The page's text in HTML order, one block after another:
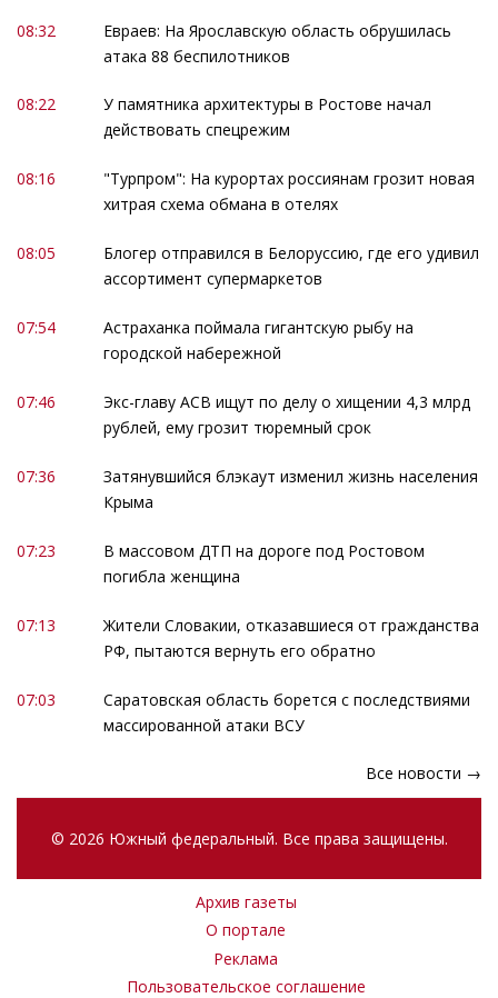
08:32
Евраев: На Ярославскую область обрушилась
атака 88 беспилотников
08:22
У памятника архитектуры в Ростове начал
действовать спецрежим
08:16
"Турпром": На курортах россиянам грозит новая
хитрая схема обмана в отелях
08:05
Блогер отправился в Белоруссию, где его удивил
ассортимент супермаркетов
07:54
Астраханка поймала гигантскую рыбу на
городской набережной
07:46
Экс-главу АСВ ищут по делу о хищении 4,3 млрд
рублей, ему грозит тюремный срок
07:36
Затянувшийся блэкаут изменил жизнь населения
Крыма
07:23
В массовом ДТП на дороге под Ростовом
погибла женщина
07:13
Жители Словакии, отказавшиеся от гражданства
РФ, пытаются вернуть его обратно
07:03
Саратовская область борется с последствиями
массированной атаки ВСУ
Все новости →
© 2026 Южный федеральный. Все права защищены.
Архив газеты
О портале
Реклама
Пользовательское соглашение